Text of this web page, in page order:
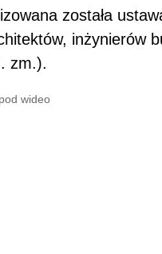
została
inżynierów
zm.).
wideo